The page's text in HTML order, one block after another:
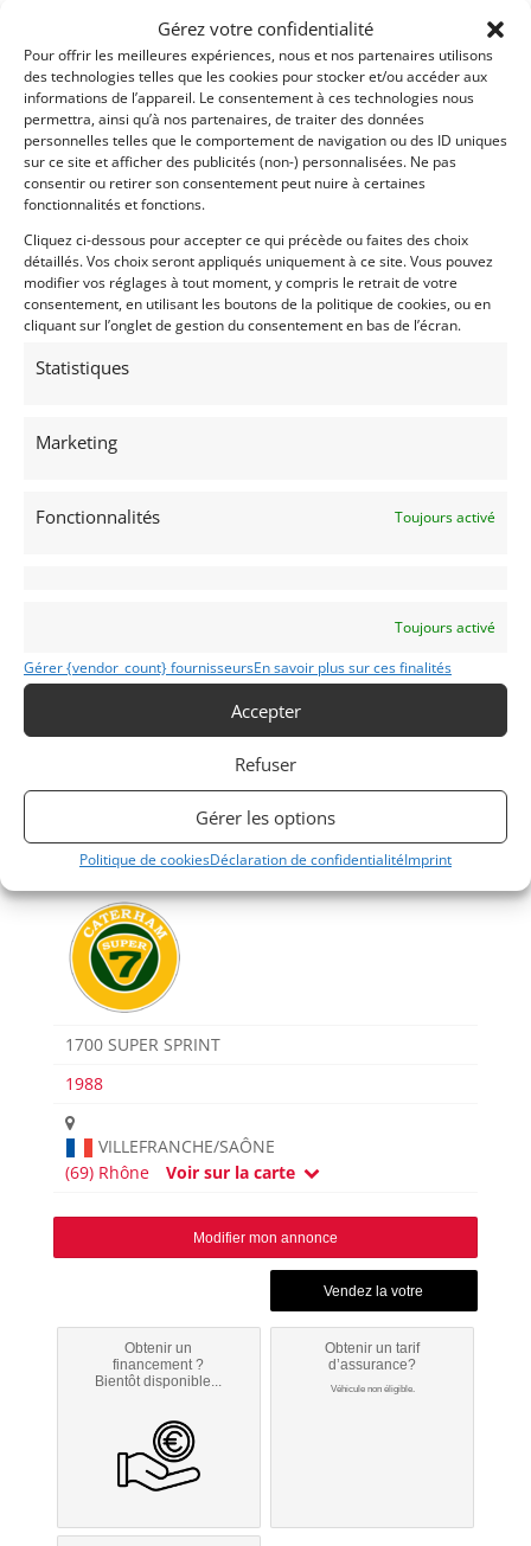
Gérez votre confidentialité
Pour offrir les meilleures expériences, nous et nos partenaires utilisons
des technologies telles que les cookies pour stocker et/ou accéder aux
informations de l’appareil. Le consentement à ces technologies nous
permettra, ainsi qu’à nos partenaires, de traiter des données
personnelles telles que le comportement de navigation ou des ID uniques
sur ce site et afficher des publicités (non-) personnalisées. Ne pas
consentir ou retirer son consentement peut nuire à certaines
fonctionnalités et fonctions.
Cliquez ci-dessous pour accepter ce qui précède ou faites des choix
détaillés. Vos choix seront appliqués uniquement à ce site. Vous pouvez
modifier vos réglages à tout moment, y compris le retrait de votre
consentement, en utilisant les boutons de la politique de cookies, ou en
cliquant sur l’onglet de gestion du consentement en bas de l’écran.
Statistiques
Marketing
Fonctionnalités Toujours activé
Toujours activé
Gérer {vendor_count} fournisseursEn savoir plus sur ces finalités
Accepter
Refuser
Gérer les options
Politique de cookiesDéclaration de confidentialitéImprint
d’entretien depuis sa mise en circulation
LOT DE BORD
Side-screens noirs avec rétroviseurs et repose-
coudes
Bikini noir
Demi-portes vertes
Couvre-tonneau compartiment arrière vert
Jeu de Harnais Luke noir
Véhicule visible dans notre showroom de 1000m2
Descriptif complet & photos de détails à retrouver
Publié: 24 juin 2022 (il y a 4 ans)
Voitures de collection
Anglaises
1700 SUPER SPRINT
1988
VILLEFRANCHE/SAÔNE
(69) Rhône
Voir sur la carte
Modifier mon annonce
Obtenir un
financement ?
Bientôt disponible...
Obtenir un tarif
d’assurance?
Véhicule non éligible.